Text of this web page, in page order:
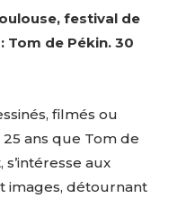
festival de
de Pékin. 30
filmés ou
ans que Tom de
aux
images, détournant